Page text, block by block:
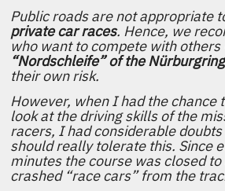
Public roads are not appropriate
private car races. Hence, we
who want to compete with others
“Nordschleife” of the Nürburgring
their own risk.
However, when I had the chance
look at the driving skills of the
racers, I had considerable
should really tolerate this. Since
minutes the course was closed
crashed “race cars” from the